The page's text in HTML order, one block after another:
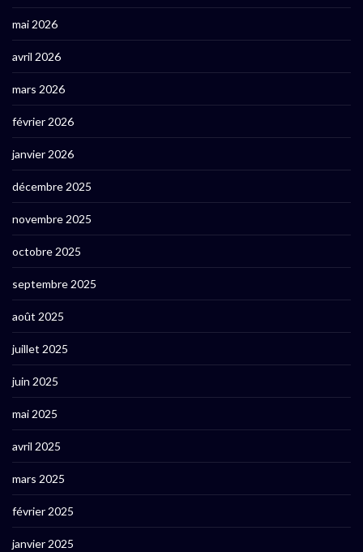
mai 2026
avril 2026
mars 2026
février 2026
janvier 2026
décembre 2025
novembre 2025
octobre 2025
septembre 2025
août 2025
juillet 2025
juin 2025
mai 2025
avril 2025
mars 2025
février 2025
janvier 2025